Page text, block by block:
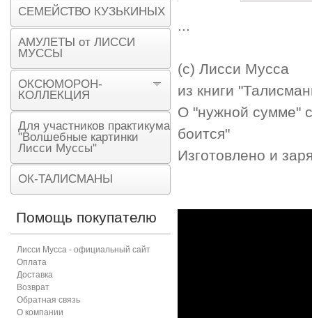
...
(с) Лисси Мусса
из книги
О "нужной сумме"
боится"
Изготовлено и
СЕМЕЙСТВО КУЗЬКИНЫХ
АМУЛЕТЫ от ЛИССИ
МУССЫ
ОКСЮМОРОН-
КОЛЛЕКЦИЯ
Для участников практикума
"Волшебные картинки
Лисси Муссы"
ОК-ТАЛИСМАНЫ
Помощь покупателю
Лисси Мусса - официальный сайт
Оплата
Доставка
Возврат
Обратная связь
О компании